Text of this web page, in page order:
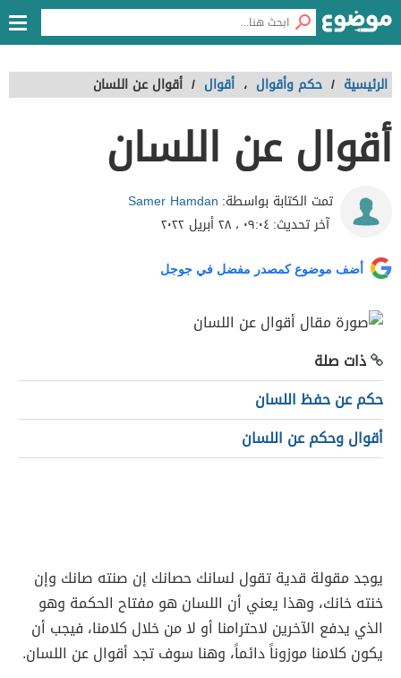
الرئيسية / حكم وأقوال ، أقوال / أقوال عن اللسان
أقوال عن اللسان
تمت الكتابة بواسطة: Samer Hamdan
آخر تحديث:٠٩:٠٤ ، ٢٨ أبريل ٢٠٢٢
أضف موضوع كمصدر مفضل في جوجل
ذات صلة
حكم عن حفظ اللسان
أقوال وحكم عن اللسان
يوجد مقولة قدية تقول لسانك حصانك إن صنته صانك وإن
خنته خانك، وهذا يعني أن اللسان هو مفتاح الحكمة وهو
الذي يدفع الآخرين لاحترامنا أو لا من خلال كلامنا، فيجب أن
يكون كلامنا موزوناً دائماً، وهنا سوف تجد أقوال عن اللسان.